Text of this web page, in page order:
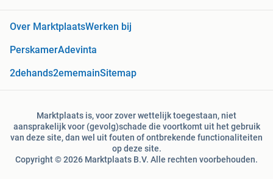
Over MarktplaatsWerken bij
PerskamerAdevinta
2dehands2ememainSitemap
Marktplaats is, voor zover wettelijk toegestaan, niet
aansprakelijk voor (gevolg)schade die voortkomt uit het gebruik
van deze site, dan wel uit fouten of ontbrekende functionaliteiten
op deze site.
Copyright © 2026 Marktplaats B.V. Alle rechten voorbehouden.